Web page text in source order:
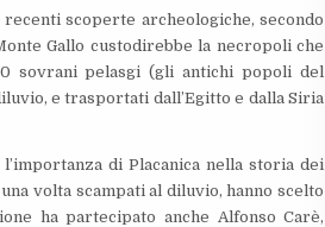
scoperte archeologiche, secondo
Gallo custodirebbe la necropoli che
sovrani pelasgi (gli antichi popoli del
e trasportati dall’Egitto e dalla Siria
di Placanica nella storia dei
volta scampati al diluvio, hanno scelto
ha partecipato anche Alfonso Carè,